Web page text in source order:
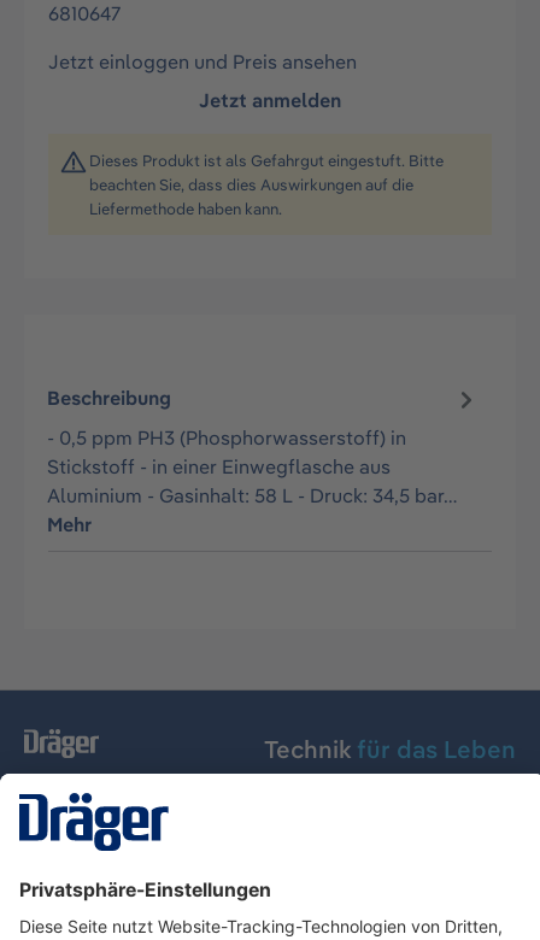
6810647
Jetzt einloggen und Preis ansehen
Jetzt anmelden
Dieses Produkt ist als Gefahrgut eingestuft. Bitte
beachten Sie, dass dies Auswirkungen auf die
Liefermethode haben kann.
Beschreibung
- 0,5 ppm PH3 (Phosphorwasserstoff) in
Stickstoff - in einer Einwegflasche aus
Aluminium - Gasinhalt: 58 L - Druck: 34,5 bar…
Mehr
Technik für das Leben
Dräger Austria GmbH
Über Dräger